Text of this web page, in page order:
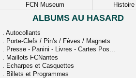
FCN Museum
ALBUMS AU HASARD
. Autocollants
. Porte-Clefs / Pin's / Fèves / Magnets
. Presse - Panini - Livres - Cartes Pos...
. Maillots FCNantes
. Echarpes et Casquettes
. Billets et Programmes